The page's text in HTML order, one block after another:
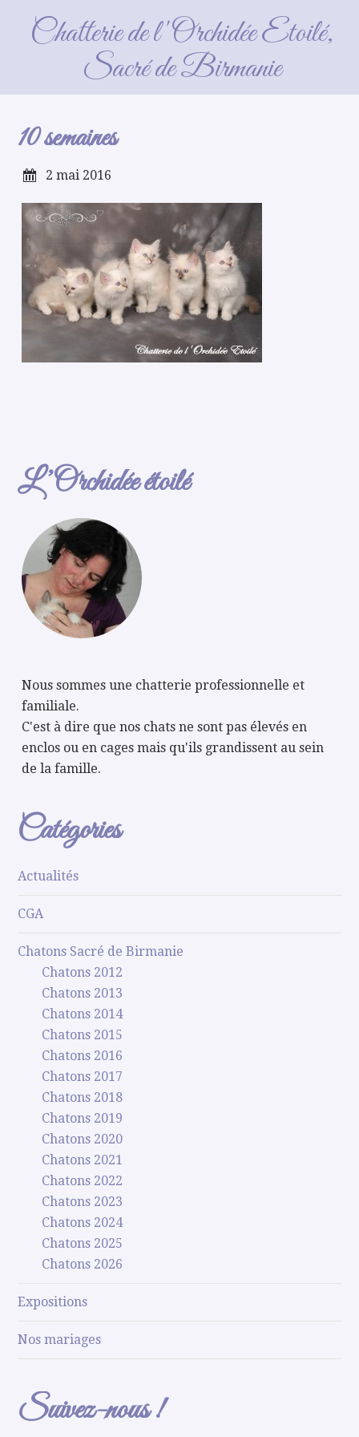
Chatterie de l'Orchidée Etoilé,
Sacré de Birmanie
10 semaines
10 semaines
2 mai 2016
L’Orchidée étoilé
Nous sommes une chatterie professionnelle et
familiale.
C'est à dire que nos chats ne sont pas élevés en
enclos ou en cages mais qu'ils grandissent au sein
de la famille.
Catégories
Actualités
CGA
Chatons Sacré de Birmanie
Chatons 2012
Chatons 2013
Chatons 2014
Chatons 2015
Chatons 2016
Chatons 2017
Chatons 2018
Chatons 2019
Chatons 2020
Chatons 2021
Chatons 2022
Chatons 2023
Chatons 2024
Chatons 2025
Chatons 2026
Expositions
Nos mariages
Suivez-nous !